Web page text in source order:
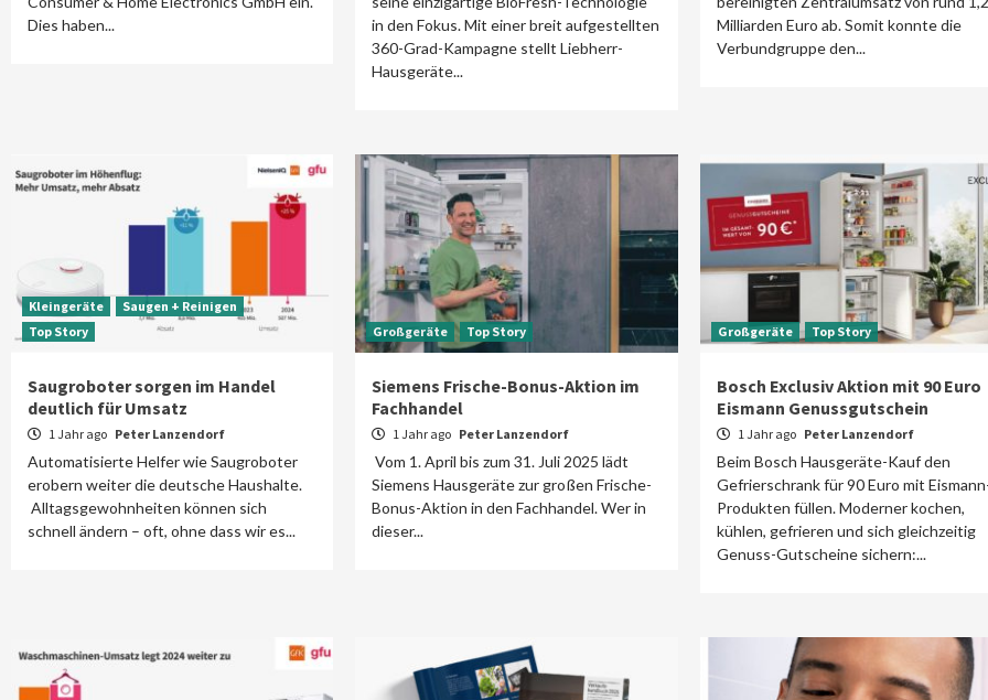
Dies haben...
in den Fokus. Mit einer breit aufgestellten
360-Grad-Kampagne stellt Liebherr-
Hausgeräte...
Milliarden Euro ab. Somit konnte die
Verbundgruppe den...
Kleingeräte
Saugen + Reinigen
Top Story
Saugroboter sorgen im Handel
deutlich für Umsatz
1 Jahr ago Peter Lanzendorf
Automatisierte Helfer wie Saugroboter
erobern weiter die deutsche Haushalte.
Alltagsgewohnheiten können sich
schnell ändern – oft, ohne dass wir es...
Großgeräte Top Story
Siemens Frische-Bonus-Aktion im
Fachhandel
1 Jahr ago Peter Lanzendorf
Vom 1. April bis zum 31. Juli 2025 lädt
Siemens Hausgeräte zur großen Frische-
Bonus-Aktion in den Fachhandel. Wer in
dieser...
Großgeräte Top Story
Bosch Exclusiv Aktion mit 90 Euro
Eismann Genussgutschein
1 Jahr ago Peter Lanzendorf
Beim Bosch Hausgeräte-Kauf den
Gefrierschrank für 90 Euro mit
Produkten füllen. Moderner kochen,
kühlen, gefrieren und sich gleichzeitig
Genuss-Gutscheine sichern:...